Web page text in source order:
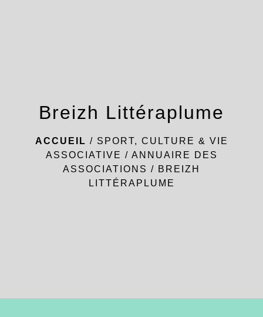
Breizh Littéraplume
ACCUEIL / SPORT, CULTURE & VIE
ASSOCIATIVE / ANNUAIRE DES
ASSOCIATIONS / BREIZH
LITTÉRAPLUME